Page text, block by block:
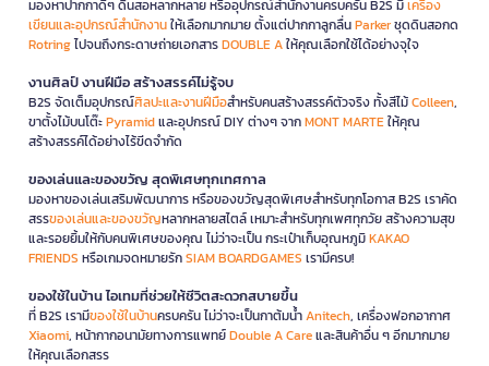
มองหาปากกาดีๆ ดินสอหลากหลาย หรืออุปกรณ์สำนักงานครบครัน B2S มีเครื่อง
เขียนและอุปกรณ์สำนักงานให้เลือกมากมาย ตั้งแต่ปากกาลูกลื่นParkerชุดดินสอกด
Rotringไปจนถึงกระดาษถ่ายเอกสารDOUBLE Aให้คุณเลือกใช้ได้อย่างจุใจ
งานศิลป์ งานฝีมือ สร้างสรรค์ไม่รู้จบ
B2S จัดเต็มอุปกรณ์ศิลปะและงานฝีมือสำหรับคนสร้างสรรค์ตัวจริง ทั้งสีไม้Colleen,
ขาตั้งไม้บนโต๊ะPyramidและอุปกรณ์ DIY ต่างๆ จากMONT MARTEให้คุณ
สร้างสรรค์ได้อย่างไร้ขีดจำกัด
ของเล่นและของขวัญ สุดพิเศษทุกเทศกาล
มองหาของเล่นเสริมพัฒนาการ หรือของขวัญสุดพิเศษสำหรับทุกโอกาส B2S เราคัด
สรรของเล่นและของขวัญหลากหลายสไตล์ เหมาะสำหรับทุกเพศทุกวัย สร้างความสุข
และรอยยิ้มให้กับคนพิเศษของคุณ ไม่ว่าจะเป็น กระเป๋าเก็บอุณหภูมิKAKAO
FRIENDS หรือเกมจดหมายรักSIAM BOARDGAMES เรามีครบ!
ของใช้ในบ้าน ไอเทมที่ช่วยให้ชีวิตสะดวกสบายขึ้น
ที่ B2S เรามีของใช้ในบ้านครบครัน ไม่ว่าจะเป็นกาต้มน้ำAnitech, เครื่องฟอกอากาศ
Xiaomi, หน้ากากอนามัยทางการแพทย์Double A Careและสินค้าอื่น ๆ อีกมากมาย
ให้คุณเลือกสรร